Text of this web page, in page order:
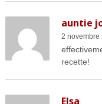
auntie
2 novembre
recette!
Elsa